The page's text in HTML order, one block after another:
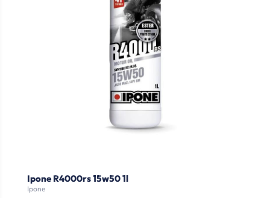
Ipone R4000rs 15w50 1l
Ipone